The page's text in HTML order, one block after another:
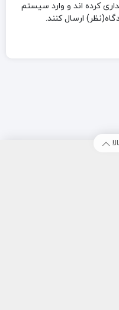
کرده اند و وارد سیستم
ارسال کنند.